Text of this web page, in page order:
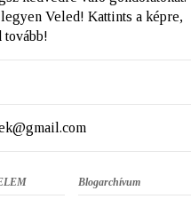
Veled! Kattints a képre,
tovább!
Blogarchívum